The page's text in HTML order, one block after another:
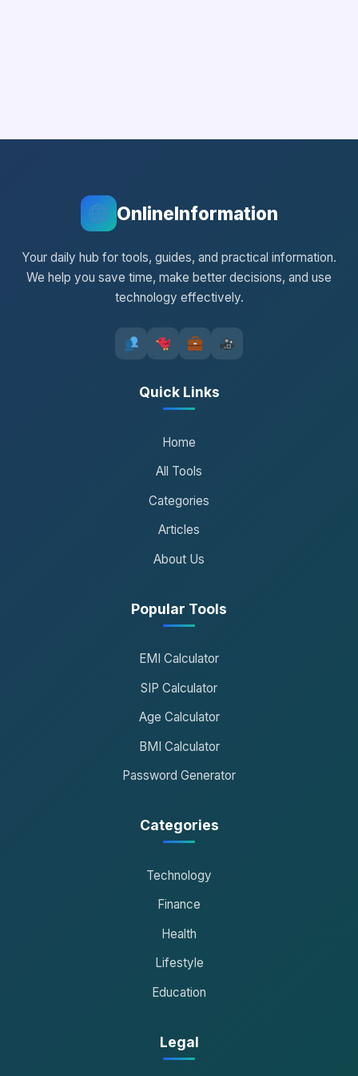
OnlineInformation
Your daily hub for tools, guides, and practical information.
We help you save time, make better decisions, and use
technology effectively.
Quick Links
Home
All Tools
Categories
Articles
About Us
Popular Tools
EMI Calculator
SIP Calculator
Age Calculator
BMI Calculator
Password Generator
Categories
Technology
Finance
Health
Lifestyle
Education
Legal